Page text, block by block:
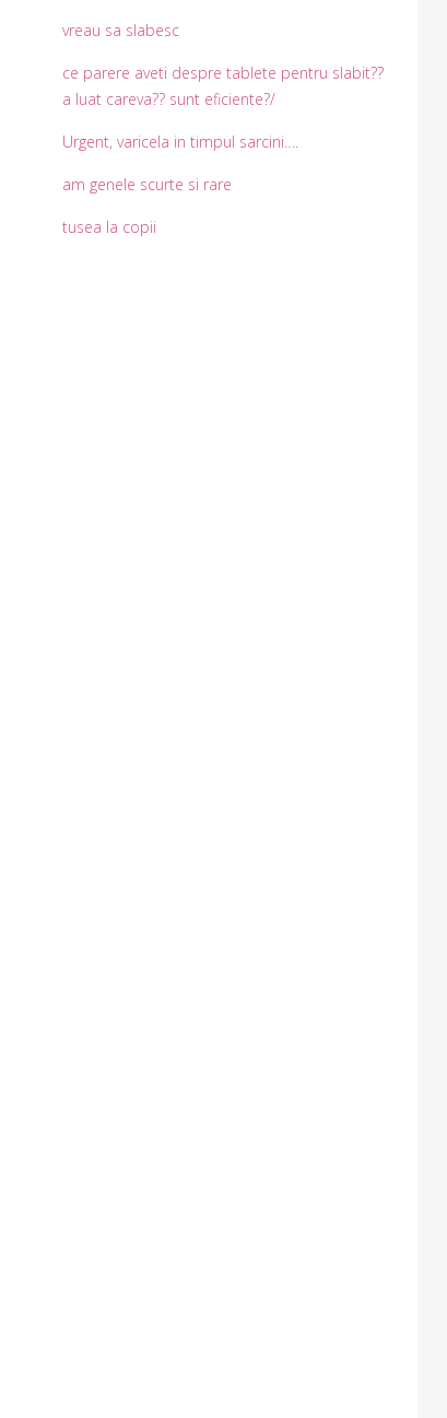
vreau sa slabesc
ce parere aveti despre tablete pentru slabit??
a luat careva?? sunt eficiente?/
Urgent, varicela in timpul sarcini….
am genele scurte si rare
tusea la copii